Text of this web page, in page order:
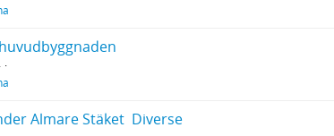
Almare Stäket  Diverse